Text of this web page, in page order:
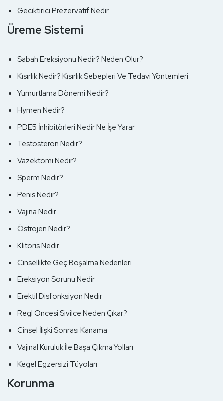
Geciktirici Prezervatif Nedir
Üreme Sistemi
Sabah Ereksiyonu Nedir? Neden Olur?
Kısırlık Nedir? Kısırlık Sebepleri Ve Tedavi Yöntemleri
Yumurtlama Dönemi Nedir?
Hymen Nedir?
PDE5 İnhibitörleri Nedir Ne İşe Yarar
Testosteron Nedir?
Vazektomi Nedir?
Sperm Nedir?
Penis Nedir?
Vajina Nedir
Östrojen Nedir?
Klitoris Nedir
Cinsellikte Geç Boşalma Nedenleri
Ereksiyon Sorunu Nedir
Erektil Disfonksiyon Nedir
Regl Öncesi Sivilce Neden Çıkar?
Cinsel İlişki Sonrası Kanama
Vajinal Kuruluk İle Başa Çıkma Yolları
Kegel Egzersizi Tüyoları
Korunma